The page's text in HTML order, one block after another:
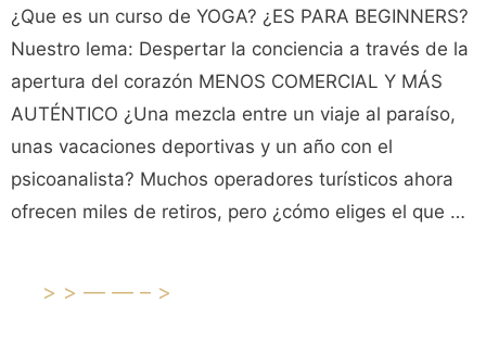
¿Que es un curso de YOGA? ¿ES PARA BEGINNERS?
Nuestro lema: Despertar la conciencia a través de la
apertura del corazón MENOS COMERCIAL Y MÁS
AUTÉNTICO ¿Una mezcla entre un viaje al paraíso,
unas vacaciones deportivas y un año con el
psicoanalista? Muchos operadores turísticos ahora
ofrecen miles de retiros, pero ¿cómo eliges el que …
>>——–>